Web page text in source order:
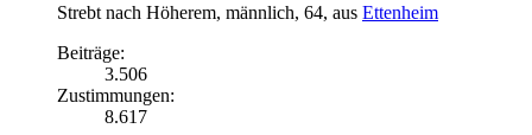
Strebt nach Höherem, männlich, 64, aus Ettenheim
Beiträge:
3.506
Zustimmungen:
8.617